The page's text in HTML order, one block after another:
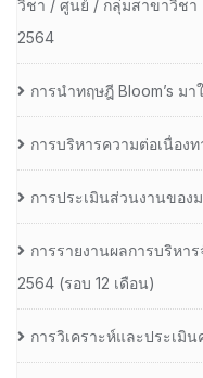
วิชา / ศูนย์ / กลุ่มสาขาวิชา
2564
การนำทฤษฎี Bloom’s ม
การบริหารความต่อเนื่องท
การประเมินส่วนงานของ
การรายงานผลการบริหา
2564 (รอบ 12 เดือน)
การวิเคราะห์และประเมิ